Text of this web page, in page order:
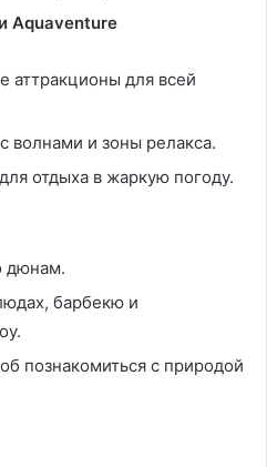
Aquaventure
аттракционы для всей
волнами и зоны релакса.
отдыха в жаркую погоду.
дюнам.
барбекю и
познакомиться с природой